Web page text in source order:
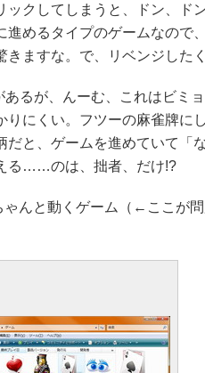
クしてしまうと、ドン、ド
めるタイプのゲームなので
ますな。で、リベンジしたく
るが、んーむ、これはビミ
にくい。フツーの麻雀牌に
と、ゲームを進めていて「
る……のは、拙者、だけ!?
んと動くゲーム（←ここが問